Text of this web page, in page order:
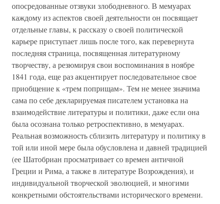
опосредованные отзвуки злободневного. В мемуарах
каждому из аспектов своей деятельности он посвящает
отдельные главы, к рассказу о своей политической
карьере приступает лишь после того, как перевернута
последняя страница, посвященная литературному
творчеству, а резюмируя свои воспоминания в ноябре
1841 года, еще раз акцентирует последовательное свое
приобщение к «трем поприщам». Тем не менее значима
сама по себе декларируемая писателем установка на
взаимодействие литературы и политики, даже если она
была осознана только ретроспективно, в мемуарах.
Реальная возможность сблизить литературу и политику в
той или иной мере была обусловлена и давней традицией
(ее Шатобриан просматривает со времен античной
Греции и Рима, а также в литературе Возрождения), и
индивидуальной творческой эволюцией, и многими
конкретными обстоятельствами исторического времени.